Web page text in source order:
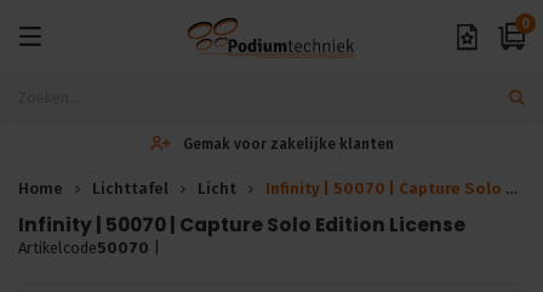
0
Gemak voor zakelijke klanten
Home Lichttafel Licht Infinity | 50070 | Capture Solo Edition License
Infinity | 50070 | Capture Solo Edition License
Artikelcode50070